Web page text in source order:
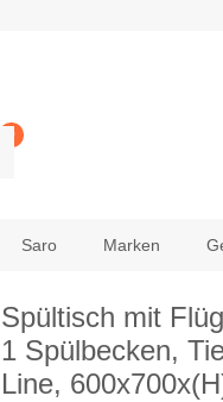
0
Saro Marken
Spültisch mit
1 Spülbecken,
Line,